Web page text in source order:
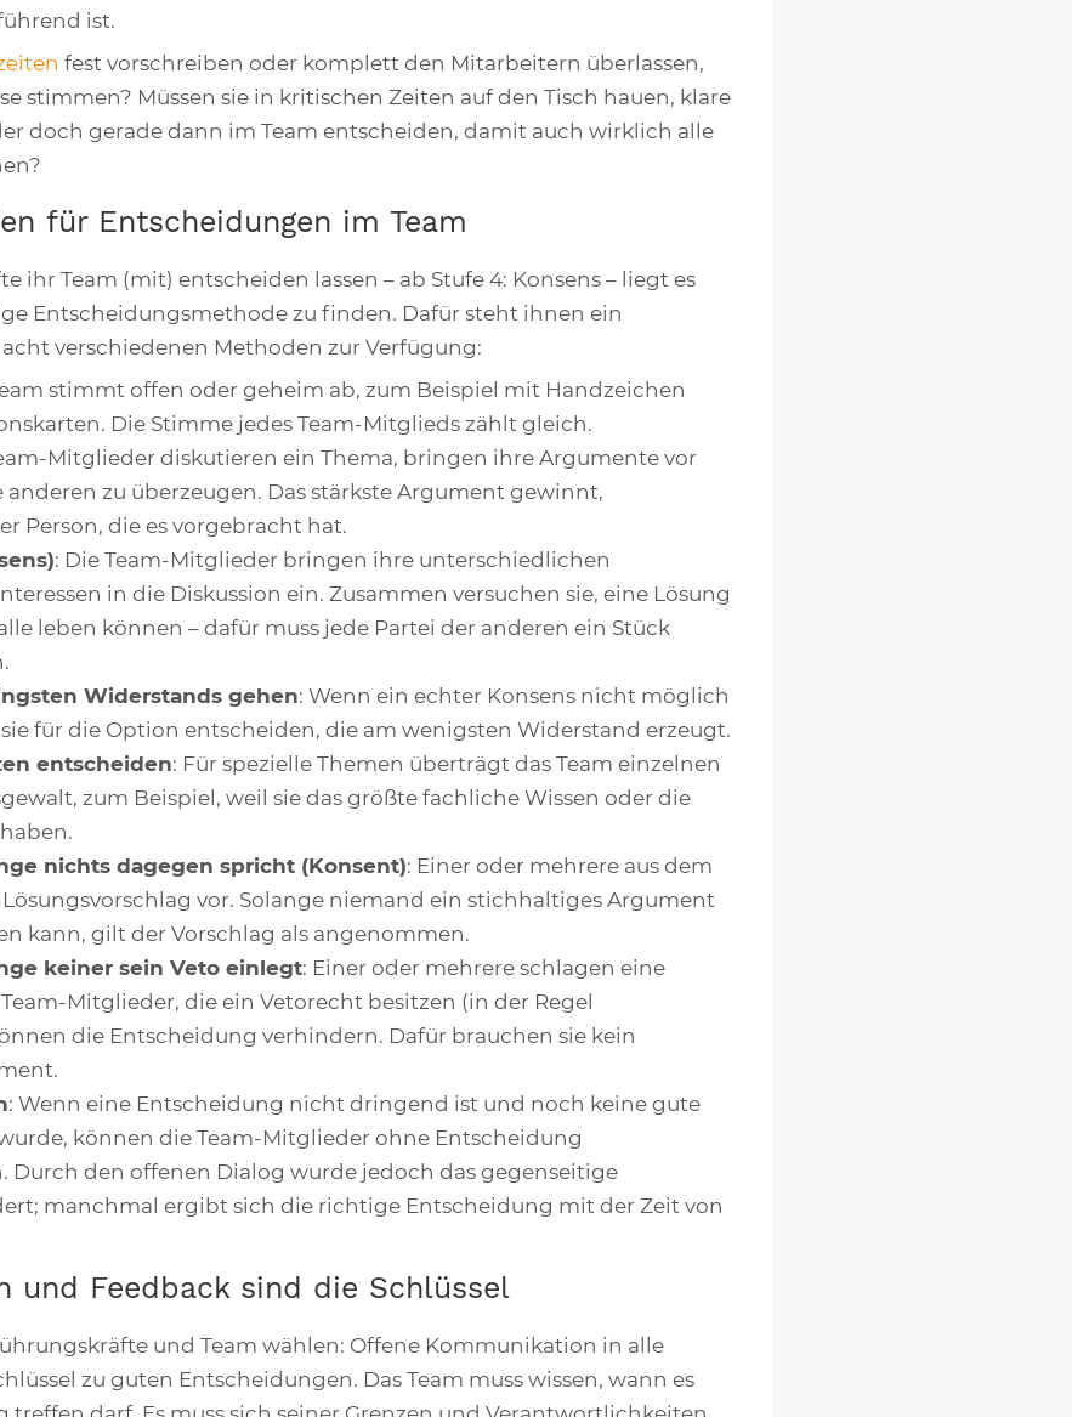
ist.
fest vorschreiben oder komplett den Mitarbeitern überlassen,
stimmen? Müssen sie in kritischen Zeiten auf den Tisch hauen, klare
doch gerade dann im Team entscheiden, damit auch wirklich alle
für Entscheidungen im Team
ihr Team (mit) entscheiden lassen – ab Stufe 4: Konsens – liegt es
Entscheidungsmethode zu finden. Dafür steht ihnen ein
verschiedenen Methoden zur Verfügung:
stimmt offen oder geheim ab, zum Beispiel mit Handzeichen
Die Stimme jedes Team-Mitglieds zählt gleich.
Mitglieder diskutieren ein Thema, bringen ihre Argumente vor
anderen zu überzeugen. Das stärkste Argument gewinnt,
Person, die es vorgebracht hat.
: Die Team-Mitglieder bringen ihre unterschiedlichen
in die Diskussion ein. Zusammen versuchen sie, eine Lösung
leben können – dafür muss jede Partei der anderen ein Stück
Widerstands gehen: Wenn ein echter Konsens nicht möglich
sie für die Option entscheiden, die am wenigsten Widerstand erzeugt.
entscheiden: Für spezielle Themen überträgt das Team einzelnen
zum Beispiel, weil sie das größte fachliche Wissen oder die
nichts dagegen spricht (Konsent): Einer oder mehrere aus dem
vor. Solange niemand ein stichhaltiges Argument
kann, gilt der Vorschlag als angenommen.
keiner sein Veto einlegt: Einer oder mehrere schlagen eine
Mitglieder, die ein Vetorecht besitzen (in der Regel
die Entscheidung verhindern. Dafür brauchen sie kein
: Wenn eine Entscheidung nicht dringend ist und noch keine gute
können die Team-Mitglieder ohne Entscheidung
Durch den offenen Dialog wurde jedoch das gegenseitige
manchmal ergibt sich die richtige Entscheidung mit der Zeit von
und Feedback sind die Schlüssel
und Team wählen: Offene Kommunikation in alle
zu guten Entscheidungen. Das Team muss wissen, wann es